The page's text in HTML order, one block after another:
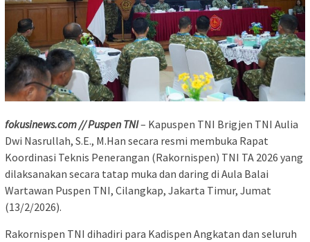
fokusinews.com // Puspen TNI– Kapuspen TNI Brigjen TNI Aulia
Dwi Nasrullah, S.E., M.Han secara resmi membuka Rapat
Koordinasi Teknis Penerangan (Rakornispen) TNI TA 2026 yang
dilaksanakan secara tatap muka dan daring di Aula Balai
Wartawan Puspen TNI, Cilangkap, Jakarta Timur, Jumat
(13/2/2026).
Rakornispen TNI dihadiri para Kadispen Angkatan dan seluruh